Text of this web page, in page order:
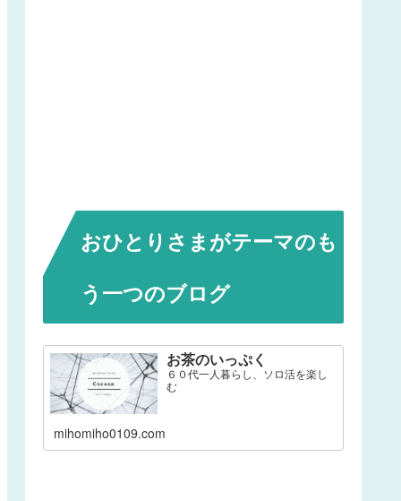
おひとりさまがテーマのも
う一つのブログ
お茶のいっぷく
６０代一人暮らし、ソロ活を楽し
む
mihomiho0109.com